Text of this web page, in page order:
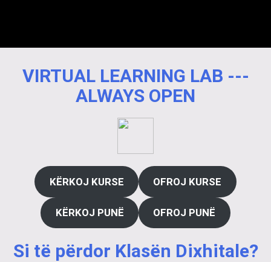
VIRTUAL LEARNING LAB ---
ALWAYS OPEN
KËRKOJ KURSE OFROJ KURSE
KËRKOJ PUNË OFROJ PUNË
Si të përdor Klasën Dixhitale?